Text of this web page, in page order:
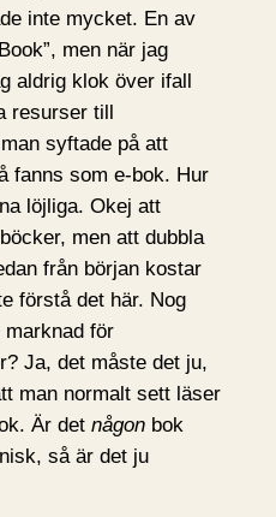
inte mycket. En av
men när jag
aldrig klok över ifall
resurser till
syftade på att
fanns som e-bok. Hur
löjliga. Okej att
men att dubbla
från början kostar
förstå det här. Nog
för
Ja, det måste det ju,
man normalt sett läser
Är det någonbok
så är det ju